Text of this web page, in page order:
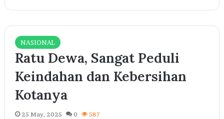
NASIONAL
Ratu Dewa, Sangat Peduli
Keindahan dan Kebersihan
Kotanya
25 May, 2025 0 587